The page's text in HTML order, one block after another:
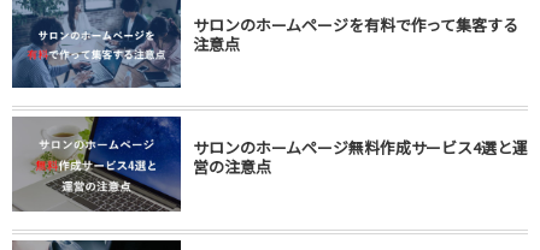
サロンのホームページを有料で作って集客する
注意点
サロンのホームページ無料作成サービス4選と運
営の注意点